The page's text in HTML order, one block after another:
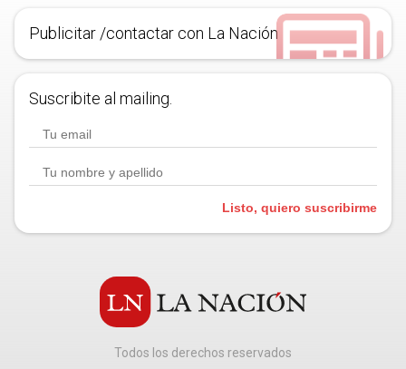
Publicitar /contactar con La Nación
Suscribite al mailing.
Listo, quiero suscribirme
Todos los derechos reservados